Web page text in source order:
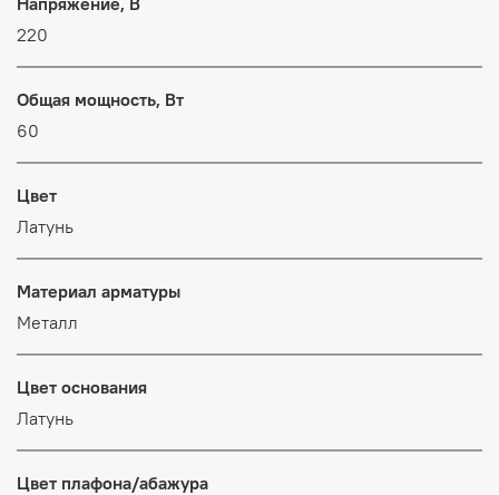
220
Общая мощность, Вт
60
Цвет
Латунь
Материал арматуры
Металл
Цвет основания
Латунь
Цвет плафона/абажура